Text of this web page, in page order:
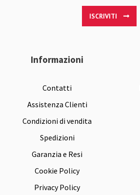
ISCRIVITI
Informazioni
Contatti
Assistenza Clienti
Condizioni di vendita
Spedizioni
Garanzia e Resi
Cookie Policy
Privacy Policy